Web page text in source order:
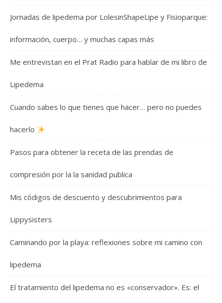
Jornadas de lipedema por LolesinShapeLipe y Fisioparque:
información, cuerpo… y muchas capas más
Me entrevistan en el Prat Radio para hablar de mi libro de
Lipedema
Cuando sabes lo que tienes que hacer… pero no puedes
hacerlo
Pasos para obtener la receta de las prendas de
compresión por la la sanidad publica
Mis códigos de descuento y descubrimientos para
Lippysisters
Caminando por la playa: reflexiones sobre mi camino con
lipedema
El tratamiento del lipedema no es «conservador». Es: el